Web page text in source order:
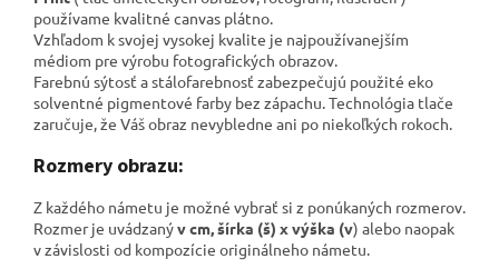
používame kvalitné canvas plátno.
Vzhľadom k svojej vysokej kvalite je najpoužívanejším
médiom pre výrobu fotografických obrazov.
Farebnú sýtosť a stálofarebnosť zabezpečujú použité eko
solventné pigmentové farby bez zápachu. Technológia tlače
zaručuje, že Váš obraz nevybledne ani po niekoľkých rokoch.
Rozmery obrazu:
Z každého námetu je možné vybrať si z ponúkaných rozmerov.
Rozmer je uvádzanýv cm, šírka (š) x výška (v) alebo naopak
v závislosti od kompozície originálneho námetu.